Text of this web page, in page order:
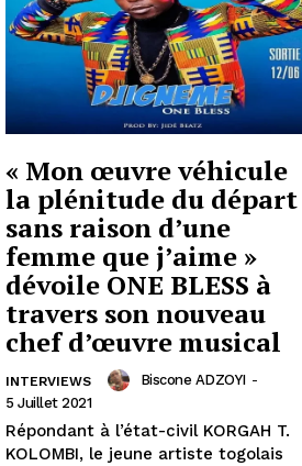
« Mon œuvre véhicule
la plénitude du départ
sans raison d’une
femme que j’aime »
dévoile ONE BLESS à
travers son nouveau
chef d’œuvre musical
INTERVIEWS Biscone ADZOYI -
5 Juillet 2021
Répondant à l’état-civil KORGAH T.
KOLOMBI, le jeune artiste togolais